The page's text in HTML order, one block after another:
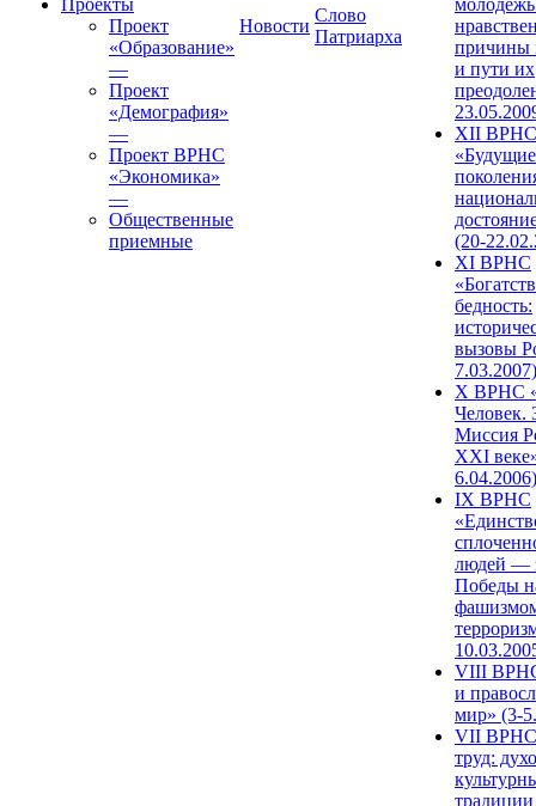
Проекты
Проект
«Образование»
—
Проект
«Демография»
—
Проект ВРНС
«Экономика»
—
Общественные
приемные
Новости
Слово
Патриарха
причины
и пути их
XII ВРНС
«Будущие
(20-
XI ВРНС
бедность:
вызовы
7.03.2007)
X ВРНС
Человек.
Миссия
XXI
6.04.2006)
IX ВРНС
людей —
Победы
VIII
и
мир» (3-
VII ВРНС
труд: